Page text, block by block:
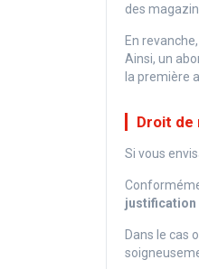
des
En
Ainsi, un
la première
Droit
Si vous
justification
Dans le cas